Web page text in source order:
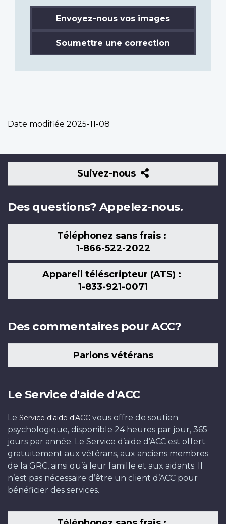
Envoyez-nous vos images
Soumettre une correction
Date modifiée 2025-11-08
Suivez-nous
Suivez-
nous
Des questions? Appelez-nous.
Téléphonez sans frais :
1-866-522-2022
Appareil téléscripteur (ATS) :
1-833-921-0071
Des commentaires pour ACC?
Parlons vétérans
Le Service d'aide d'ACC
Le Service d'aide d'ACC vous offre de soutien
psychologique, disponible 24 heures par jour, 365
jours par année. Le Service d’aide d’ACC est offert
gratuitement aux vétérans, aux anciens membres
de la GRC, ainsi qu’à leur famille et aux aidants. Il
n’est pas nécessaire d’être un client d’ACC pour
bénéficier des services.